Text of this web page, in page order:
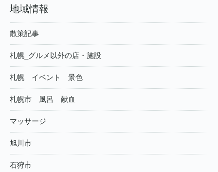
地域情報
散策記事
札幌_グルメ以外の店・施設
札幌 イベント 景色
札幌市 風呂 献血
マッサージ
旭川市
石狩市